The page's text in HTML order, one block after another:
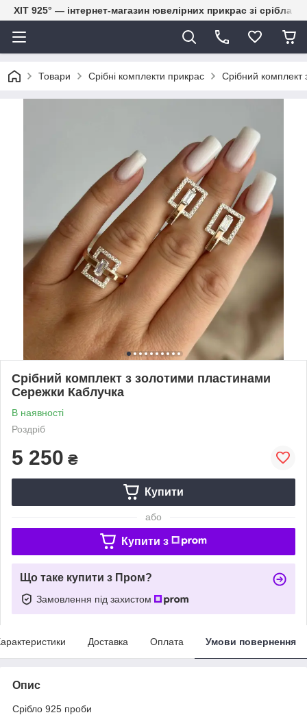
ХІТ 925° — інтернет-магазин ювелірних прикрас зі срібла
Товари Срібні комплекти прикрас Срібний
Срібний комплект з золотими пластинами
Сережки Каблучка
В наявності
Роздріб
5 250 ₴
Купити
або
Купити з
Що таке купити з Пром?
Замовлення під захистом
Доставка Оплата Умови повернення
Опис
Срібло 925 проби